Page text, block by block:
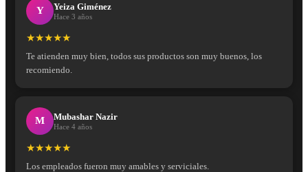
Y Yeiza Giménez
Hace 3 años
★★★★★
Te atienden muy bien, todos sus productos son muy buenos, los
recomiendo.
M Mubashar Nazir
Hace 4 años
★★★★★
Los empleados fueron muy amables y serviciales.